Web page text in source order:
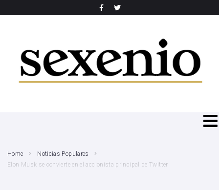
Home
Noticias Populares
Elon Musk se convierte en el accionista principal de Twitter
SEARCH THIS WEBSITE